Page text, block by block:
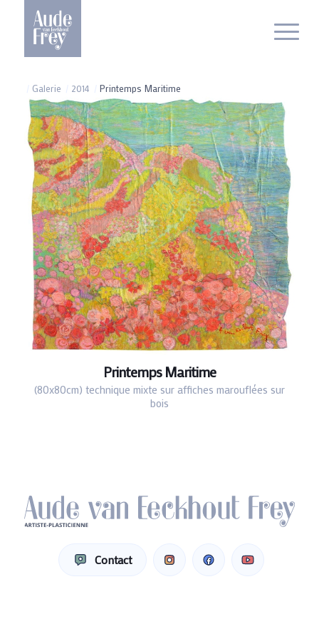
Galerie 2014 Printemps Maritime
Printemps Maritime
(80x80cm) technique mixte sur affiches marouflées sur
bois
Contact